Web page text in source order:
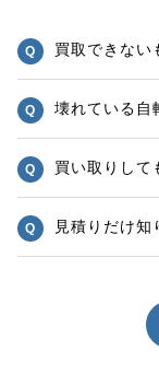
買取できない
壊れている自
買い取りして
見積りだけ知